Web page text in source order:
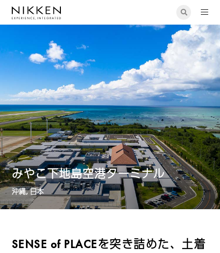
みやこ下地島空港ターミナル
沖縄, 日本
SENSE of PLACEを突き詰めた、土着